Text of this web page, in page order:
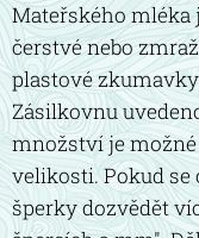
Mateřského mléka
čerstvé nebo
plastové
Zásilkovnu
množství je možné
velikosti. Pokud
šperky dozvědět